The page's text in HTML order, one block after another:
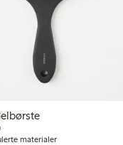
79,50 kr
materialer